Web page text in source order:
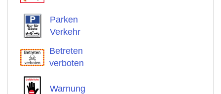
Parken
Verkehr
Betreten
verboten
Warnung